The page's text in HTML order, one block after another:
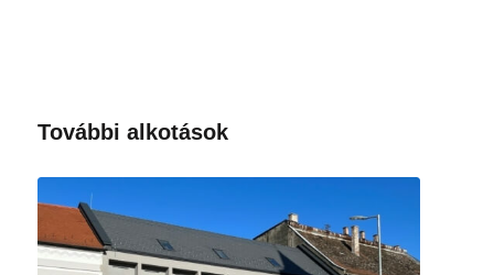
További alkotások